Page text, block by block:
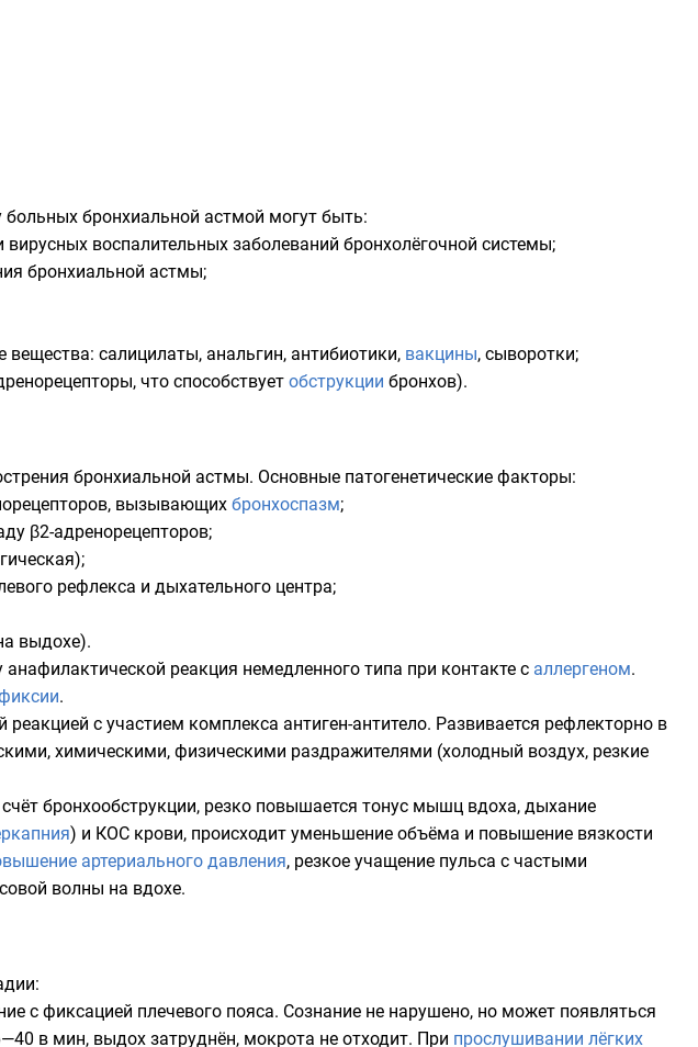
бронхиальной астмой могут быть:
воспалительных заболеваний бронхолёгочной системы;
бронхиальной астмы;
вещества: салицилаты, анальгин, антибиотики, вакцины, сыворотки;
, что способствует обструкции бронхов).
бронхиальной астмы. Основные патогенетические факторы:
, вызывающих бронхоспазм;
β2-адренорецепторов;
рефлекса и дыхательного центра;
выдохе).
анафилактической реакция немедленного типа при контакте с аллергеном.
.
реакцией с участием комплекса антиген-антитело. Развивается рефлекторно в
химическими, физическими раздражителями (холодный воздух, резкие
бронхообструкции, резко повышается тонус мышц вдоха, дыхание
) и КОС крови, происходит уменьшение объёма и повышение вязкости
артериального давления, резкое учащение пульса с частыми
волны на вдохе.
с фиксацией плечевого пояса. Сознание не нарушено, но может появляться
в мин, выдох затруднён, мокрота не отходит. При прослушивании лёгких